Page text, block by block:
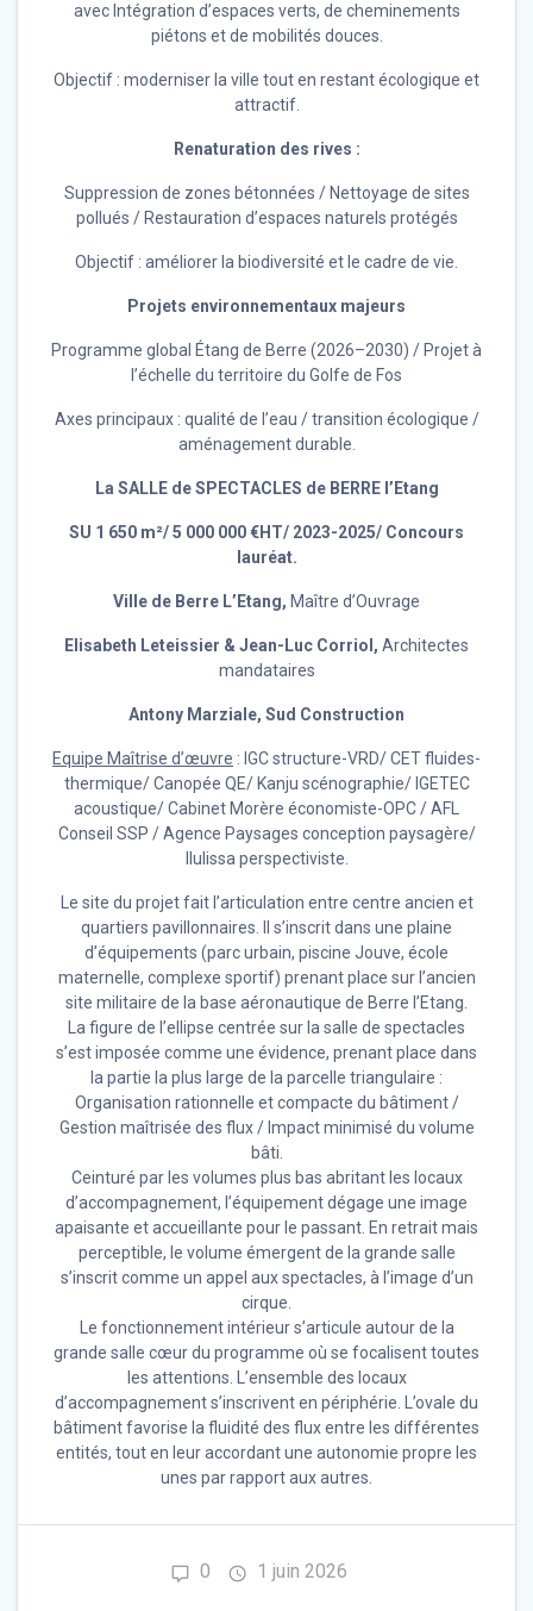
avec Intégration d’espaces verts, de cheminements
piétons et de mobilités douces.
Objectif : moderniser la ville tout en restant écologique et
attractif.
Renaturation des rives :
Suppression de zones bétonnées / Nettoyage de sites
pollués / Restauration d’espaces naturels protégés
Objectif : améliorer la biodiversité et le cadre de vie.
Projets environnementaux majeurs
Programme global Étang de Berre (2026–2030) / Projet à
l’échelle du territoire du Golfe de Fos
Axes principaux : qualité de l’eau / transition écologique /
aménagement durable.
La SALLE de SPECTACLES de BERRE l’Etang
SU 1 650 m²/ 5 000 000 €HT/ 2023-2025/ Concours
lauréat.
Ville de Berre L’Etang, Maître d’Ouvrage
Elisabeth Leteissier & Jean-Luc Corriol, Architectes
mandataires
Antony Marziale, Sud Construction
Equipe Maîtrise d’œuvre : IGC structure-VRD/ CET fluides-
thermique/ Canopée QE/ Kanju scénographie/ IGETEC
acoustique/ Cabinet Morère économiste-OPC / AFL
Conseil SSP / Agence Paysages conception paysagère/
Ilulissa perspectiviste.
Le site du projet fait l’articulation entre centre ancien et
quartiers pavillonnaires. Il s’inscrit dans une plaine
d’équipements (parc urbain, piscine Jouve, école
maternelle, complexe sportif) prenant place sur l’ancien
site militaire de la base aéronautique de Berre l’Etang.
La figure de l’ellipse centrée sur la salle de spectacles
s’est imposée comme une évidence, prenant place dans
la partie la plus large de la parcelle triangulaire :
Organisation rationnelle et compacte du bâtiment /
Gestion maîtrisée des flux / Impact minimisé du volume
bâti.
Ceinturé par les volumes plus bas abritant les locaux
d’accompagnement, l’équipement dégage une image
apaisante et accueillante pour le passant. En retrait mais
perceptible, le volume émergent de la grande salle
s’inscrit comme un appel aux spectacles, à l’image d’un
cirque.
Le fonctionnement intérieur s’articule autour de la
grande salle cœur du programme où se focalisent toutes
les attentions. L’ensemble des locaux
d’accompagnement s’inscrivent en périphérie. L’ovale du
bâtiment favorise la fluidité des flux entre les différentes
entités, tout en leur accordant une autonomie propre les
unes par rapport aux autres.
0 1 juin 2026